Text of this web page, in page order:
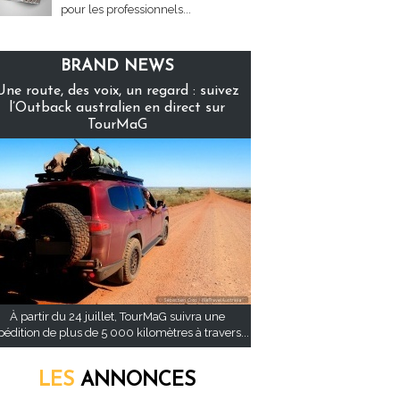
pour les professionnels...
BRAND NEWS
route, des voix, un regard : suivez
l’Outback australien en direct sur
TourMaG
À partir du 24 juillet, TourMaG suivra une
de plus de 5 000 kilomètres à travers...
LES ANNONCES